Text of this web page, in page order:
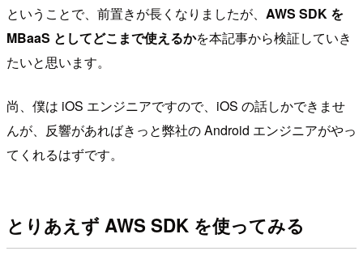
ということで、前置きが長くなりましたが、 AWS SDK を
MBaaS としてどこまで使えるかを本記事から検証していき
たいと思います。
尚、僕は iOS エンジニアですので、iOS の話しかできませ
んが、反響があればきっと弊社の Android エンジニアがやっ
てくれるはずです。
とりあえず AWS SDK を使ってみる